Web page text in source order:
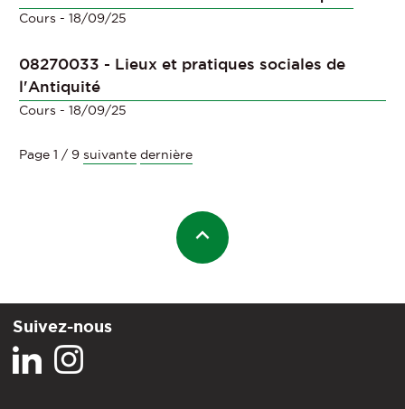
Cours - 18/09/25
08270033 - Lieux et pratiques sociales de
l'Antiquité
Cours - 18/09/25
Page 1 / 9 suivante dernière
Suivez-nous